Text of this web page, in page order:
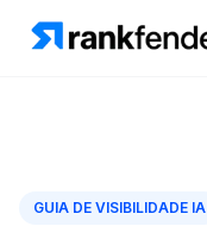
GUIA DE VISIBILIDADE IA